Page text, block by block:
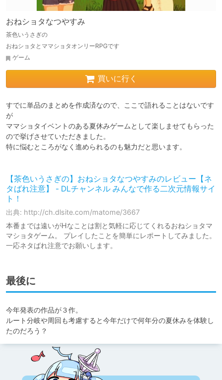
おねショタなつやすみ
茶色いうさぎの
おねショタとママショタオンリーRPGです
ゲーム
買いに行く
すでに単品のまとめを作成済なので、ここで語れることはないです
が
ママショタイベントのある夏休みゲームとして楽しませてもらった
ので挙げさせていただきました。
特に悩むところがなく進められるのも魅力だと思います。
【茶色いうさぎの】おねショタなつやすみのレビュー【ネ
タばれ注意】 - DLチャンネル みんなで作る二次元情報サイ
ト！
出典: http://ch.dlsite.com/matome/3667
本番までは遠いがHなことは割と気軽に応じてくれるおねショタマ
マショタゲーム。 プレイしたことを簡単にレポートしてみました。
一応ネタばれ注意でお願いします。
最後に
今年発表の作品が３作。
ルート分岐や周回も考慮すると今年だけで何年分の夏休みを体験し
たのだろう？